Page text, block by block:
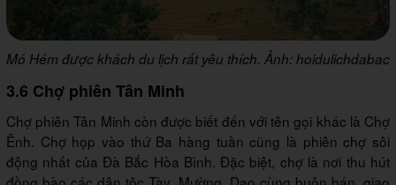
Mó Hém được khách du lịch rất yêu thích. Ảnh: hoidulichdabac
3.6 Chợ phiên Tân Minh
Chợ phiên Tân Minh còn được biết đến với tên gọi khác là Chợ
Ênh. Chợ họp vào thứ Ba hàng tuần cũng là phiên chợ sôi
động nhất của Đà Bắc Hòa Bình. Đặc biệt, chợ là nơi thu hút